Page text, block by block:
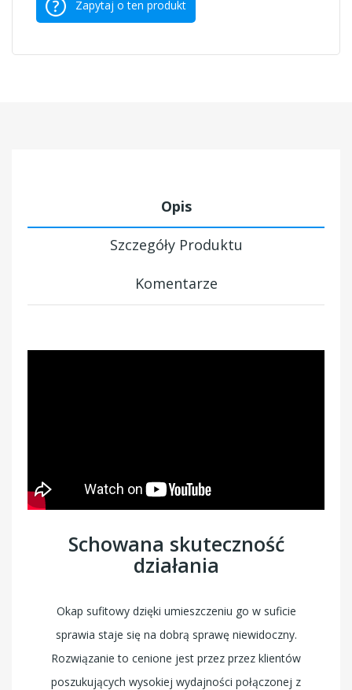
Zapytaj o ten produkt
Opis
Szczegóły Produktu
Komentarze
Schowana skuteczność
działania
Okap sufitowy dzięki umieszczeniu go w suficie
sprawia staje się na dobrą sprawę niewidoczny.
Rozwiązanie to cenione jest przez przez klientów
poszukujących wysokiej wydajności połączonej z